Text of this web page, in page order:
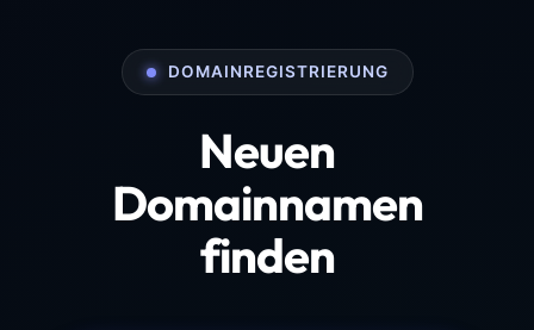
DOMAINREGISTRIERUNG
Neuen
Domainnamen
finden